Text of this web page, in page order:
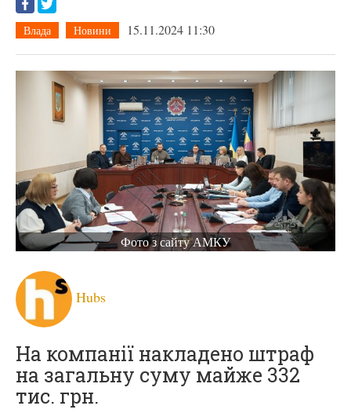
Влада Новини 15.11.2024 11:30
Фото з сайту АМКУ
Hubs
На компанії накладено штраф
на загальну суму майже 332
тис. грн.